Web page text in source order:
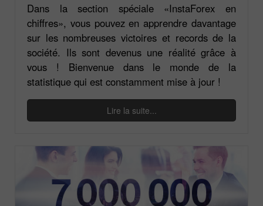
Dans la section spéciale «InstaForex en
chiffres», vous pouvez en apprendre davantage
sur les nombreuses victoires et records de la
société. Ils sont devenus une réalité grâce à
vous ! Bienvenue dans le monde de la
statistique qui est constamment mise à jour !
Lire la suite...